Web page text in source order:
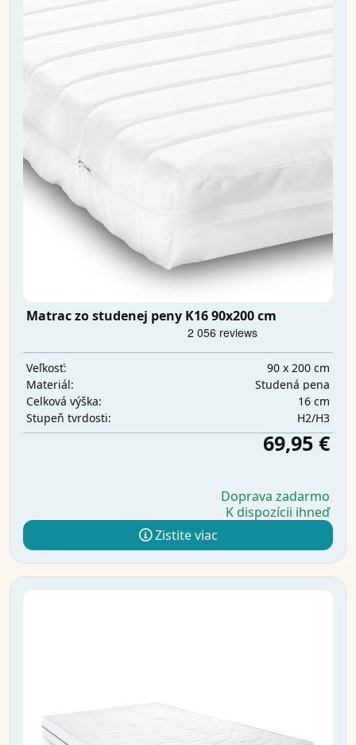
Matrac zo studenej peny K16 90x200 cm
Veľkosť:
90 x 200 cm
Materiál:
Studená pena
Celková výška:
16 cm
Stupeň tvrdosti:
H2/H3
69,95 €
Doprava zadarmo
K dispozícii ihneď
Zistite viac